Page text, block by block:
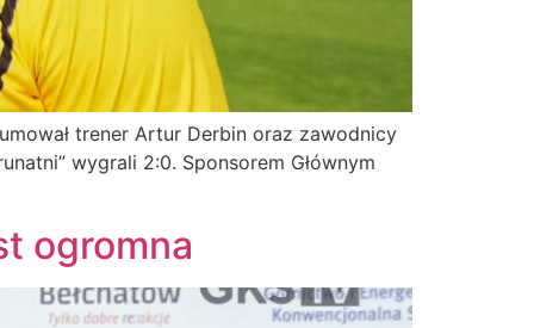
trener Artur Derbin oraz zawodnicy
wygrali 2:0. Sponsorem Głównym
ogromna